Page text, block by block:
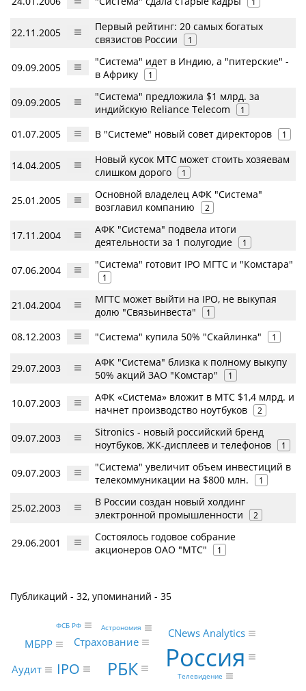
22.11.2005
Первый рейтинг: 20 самых богатых
связистов России
1
09.09.2005
"Система" идет в Индию, а "питерские" -
в Африку
1
09.09.2005
"Система" предложила $1 млрд. за
индийскую Reliance Telecom
1
01.07.2005 В "Системе" новый совет директоров 1
14.04.2005
Новый кусок МТС может стоить хозяевам
слишком дорого
1
25.01.2005
Основной владелец АФК "Система"
возглавил компанию
2
17.11.2004
АФК "Система" подвела итоги
деятельности за 1 полугодие
1
07.06.2004 "Система" готовит IPO МГТС и "Комстара"
1
21.04.2004
МГТС может выйти на IPO, не выкупая
долю "Связьинвеста"
1
08.12.2003 "Система" купила 50% "Скайлинка" 1
29.07.2003
АФК "Система" близка к полному выкупу
50% акций ЗАО "Комстар"
1
10.07.2003
АФК «Система» вложит в МТС $1,4 млрд. и
начнет производство ноутбуков
2
09.07.2003
Sitronics - новый российский бренд
ноутбуков, ЖК-дисплеев и телефонов
1
09.07.2003
"Система" увеличит объем инвестиций в
телекоммуникации на $800 млн.
1
25.02.2003
В России создан новый холдинг
электронной промышленности
2
29.06.2001
Состоялось годовое собрание
акционеров ОАО "МТС"
1
Публикаций - 32, упоминаний - 35
Россия
РБК
IPO
Страхование
CNews Analytics
МБРР
Аудит
Астрономия
Телевидение
ФСБ РФ